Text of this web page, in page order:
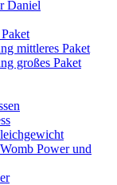
Daniel
mittleres Paket
großes Paket
Power und